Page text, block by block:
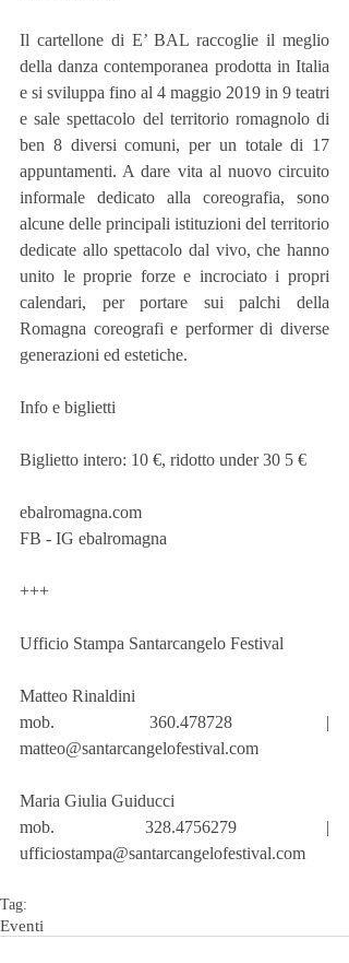
Il cartellone di E’ BAL raccoglie il meglio
della danza contemporanea prodotta in Italia
e si sviluppa fino al 4 maggio 2019 in 9 teatri
e sale spettacolo del territorio romagnolo di
ben 8 diversi comuni, per un totale di 17
appuntamenti. A dare vita al nuovo circuito
informale dedicato alla coreografia, sono
alcune delle principali istituzioni del territorio
dedicate allo spettacolo dal vivo, che hanno
unito le proprie forze e incrociato i propri
calendari, per portare sui palchi della
Romagna coreografi e performer di diverse
generazioni ed estetiche.
Info e biglietti
Biglietto intero: 10 €, ridotto under 30 5 €
ebalromagna.com
FB - IG ebalromagna
+++
Ufficio Stampa Santarcangelo Festival
Matteo Rinaldini
mob. 360.478728 |
matteo@santarcangelofestival.com
Maria Giulia Guiducci
mob. 328.4756279 |
ufficiostampa@santarcangelofestival.com
Tag:
Eventi